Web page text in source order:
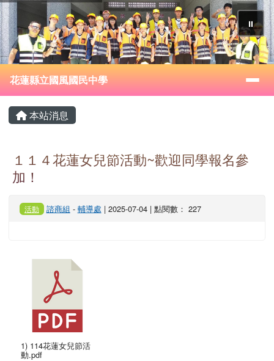
跳至主內容區
花蓮縣立國風國民中學
⏸
導覽列
花蓮縣立國風國民中學
主內容區域
本站消息
１１４花蓮女兒節活動~歡迎同學報名參
加！
活動 諮商組 - 輔導處 | 2025-07-04 | 點閱數： 227
1) 114花蓮女兒節活
動.pdf
頁尾區域